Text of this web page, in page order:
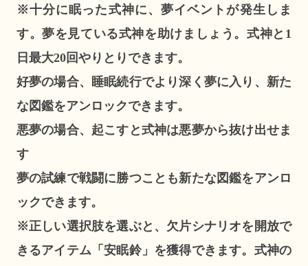
※十分に眠った式神に、夢イベントが発生しま
す。夢を見ている式神を助けましょう。式神と1
日最大20回やりとりできます。
好夢の場合、睡眠続行でより深く夢に入り、新た
な図鑑をアンロックできます。
悪夢の場合、起こすと式神は悪夢から抜け出せま
す
夢の試練で戦闘に勝つことも新たな図鑑をアンロ
ックできます。
※正しい選択肢を選ぶと、欠片シナリオを開放で
きるアイテム「安眠鈴」を獲得できます。式神の